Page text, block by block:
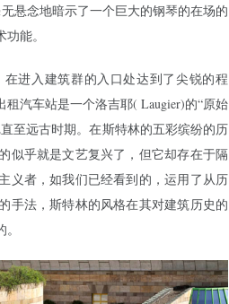
悬念地暗示了一个巨大的钢琴的在场的
能。
进入建筑群的入口处达到了尖锐的程
汽车站是一个洛吉耶( Laugier)的“原始
至远古时期。在斯特林的五彩缤纷的历
似乎就是文艺复兴了，但它却存在于隔
义者，如我们已经看到的，运用了从历
手法，斯特林的风格在其对建筑历史的